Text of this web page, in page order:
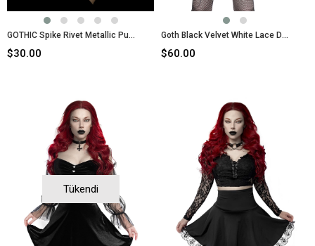
GOTHIC Spike Rivet Metallic Push Up Bra Sütyen
$30.00
Goth Black Velvet White Lace Dress Gothic
$60.00
Tükendi